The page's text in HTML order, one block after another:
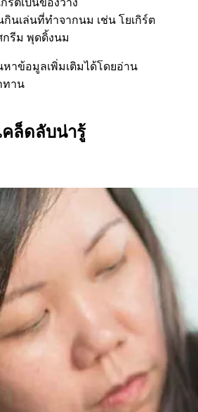
นเล่นที่ทำจากนม เช่น โยเกิร์ต
รีม พุดดิ้งนม
าข้อมูลเพิ่มเติมได้โดยอ่าน
ทาน​​
คล็ดลับน่ารู้